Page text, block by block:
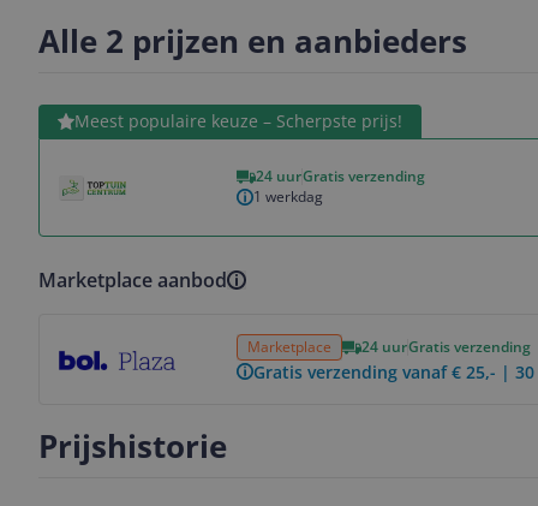
Alle 2 prijzen en aanbieders
Meest populaire keuze – Scherpste prijs!
24 uurGratis verzending
1 werkdag
Bekijk product
Marketplace aanbod
Marketplace 24 uurGratis verzending
Gratis verzending vanaf € 25,- |
Prijshistorie